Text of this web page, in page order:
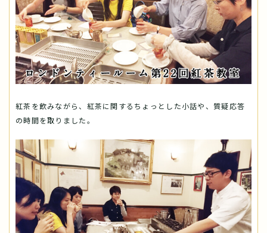
紅茶を飲みながら、紅茶に関するちょっとした小話や、質疑応答
の時間を取りました。